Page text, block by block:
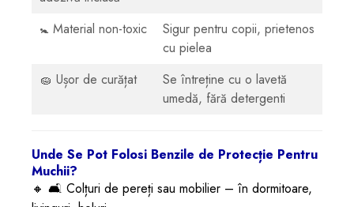
🚼 Material non-toxic
Sigur pentru copii, prietenos
cu pielea
🧽 Ușor de curățat
Se întreține cu o lavetă
umedă, fără detergenti
Unde Se Pot Folosi Benzile de Protecție Pentru
Muchii?
🔸 🛋️ Colțuri de pereți sau mobilier – în dormitoare,